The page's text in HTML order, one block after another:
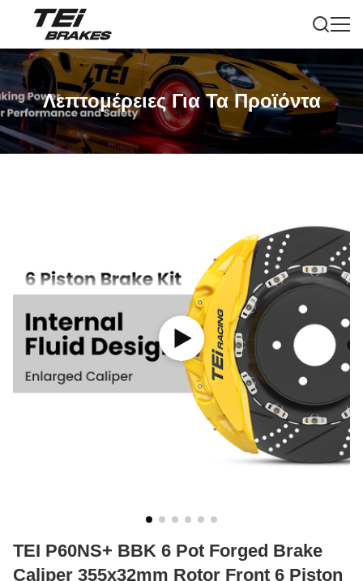
Λεπτομέρειες Για Τα Προϊόντα
TEI P60NS+ BBK 6 Pot Forged Brake
Caliper 355x32mm Rotor Front 6 Piston